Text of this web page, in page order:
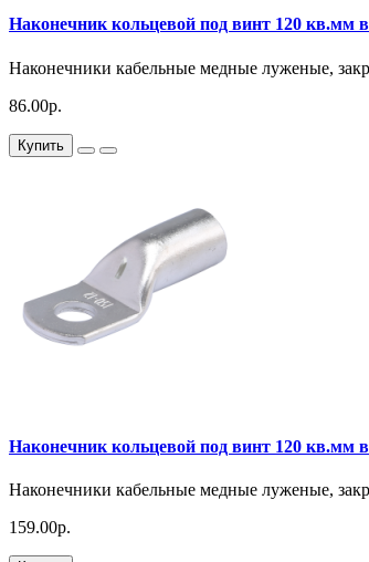
Наконечник кольцевой под винт 120
Наконечники кабельные медные луженые,
86.00р.
Купить
Наконечник кольцевой под винт 120
Наконечники кабельные медные луженые,
159.00р.